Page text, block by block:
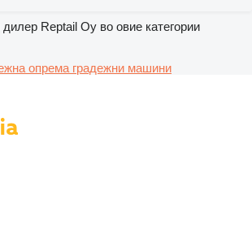
Reptail Oy во овие категории
опрема градежни машини